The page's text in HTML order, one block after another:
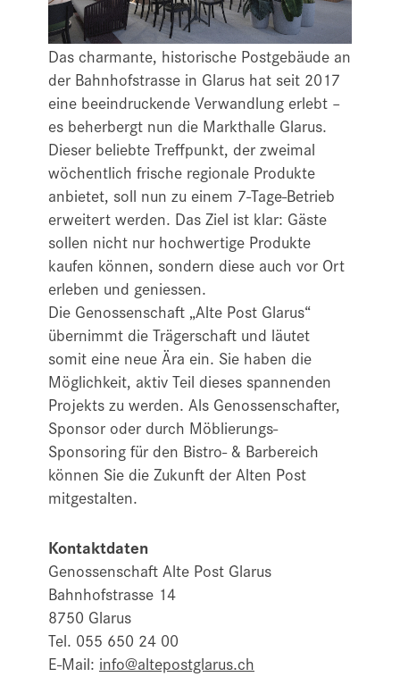
Das charmante, historische Postgebäude an
der Bahnhofstrasse in Glarus hat seit 2017
eine beeindruckende Verwandlung erlebt –
es beherbergt nun die Markthalle Glarus.
Dieser beliebte Treffpunkt, der zweimal
wöchentlich frische regionale Produkte
anbietet, soll nun zu einem 7-Tage-Betrieb
erweitert werden. Das Ziel ist klar: Gäste
sollen nicht nur hochwertige Produkte
kaufen können, sondern diese auch vor Ort
erleben und geniessen.
Die Genossenschaft „Alte Post Glarus“
übernimmt die Trägerschaft und läutet
somit eine neue Ära ein. Sie haben die
Möglichkeit, aktiv Teil dieses spannenden
Projekts zu werden. Als Genossenschafter,
Sponsor oder durch Möblierungs-
Sponsoring für den Bistro- & Barbereich
können Sie die Zukunft der Alten Post
mitgestalten.
Kontaktdaten
Genossenschaft Alte Post Glarus
Bahnhofstrasse 14
8750 Glarus
Tel. 055 650 24 00
E-Mail: info@altepostglarus.ch